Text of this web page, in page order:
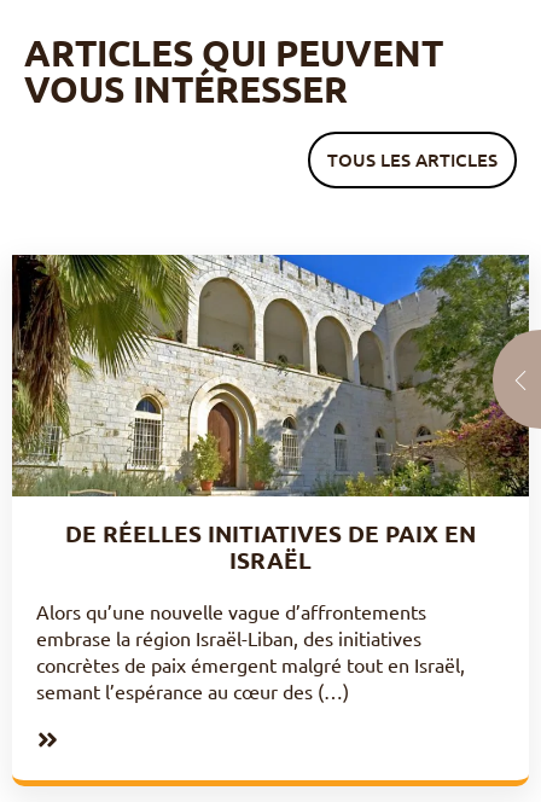
ARTICLES QUI PEUVENT
VOUS INTÉRESSER
TOUS LES ARTICLES
DE RÉELLES INITIATIVES DE PAIX EN
ISRAËL
Alors qu’une nouvelle vague d’affrontements
embrase la région Israël-Liban, des initiatives
concrètes de paix émergent malgré tout en Israël,
semant l’espérance au cœur des (…)